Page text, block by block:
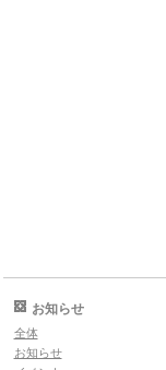
お知らせ
全体
お知らせ